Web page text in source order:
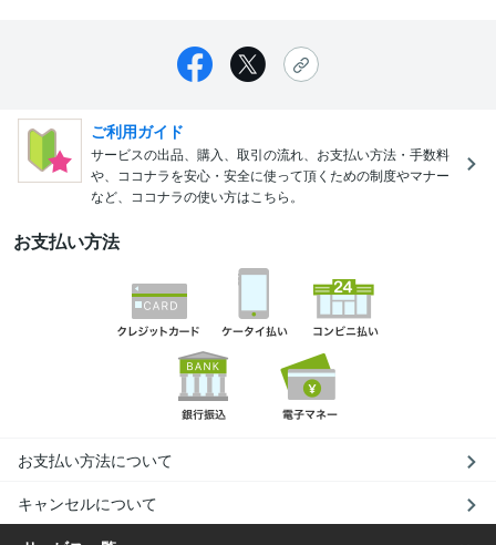
ご利用ガイド
サービスの出品、購入、取引の流れ、お支払い方法・手数料
や、ココナラを安心・安全に使って頂くための制度やマナー
など、ココナラの使い方はこちら。
お支払い方法
お支払い方法について
キャンセルについて